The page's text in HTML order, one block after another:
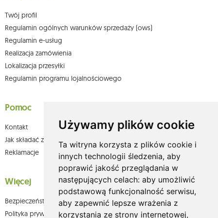
Używamy plików cookie
Ta witryna korzysta z plików cookie i
innych technologii śledzenia, aby
poprawić jakość przeglądania w
następujących celach: aby umożliwić
podstawową funkcjonalność serwisu,
aby zapewnić lepsze wrażenia z
korzystania ze strony internetowej,
Twój profil
Regulamin ogólnych warunków sprzedaży (ows)
Regulamin e-usług
Realizacja zamówienia
Lokalizacja przesyłki
Regulamin programu lojalnościowego
Pomoc
Kontakt
Jak składać zamówienia w sklepie olium.pl?
Reklamacje
Więcej
Bezpieczeństwo płatności
Polityka prywatności